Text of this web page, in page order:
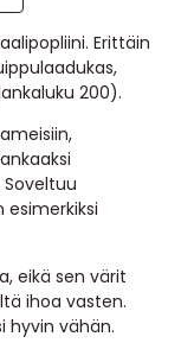
Erittäin
200).
esimerkiksi
eikä sen värit
ihoa vasten.
hyvin vähän.